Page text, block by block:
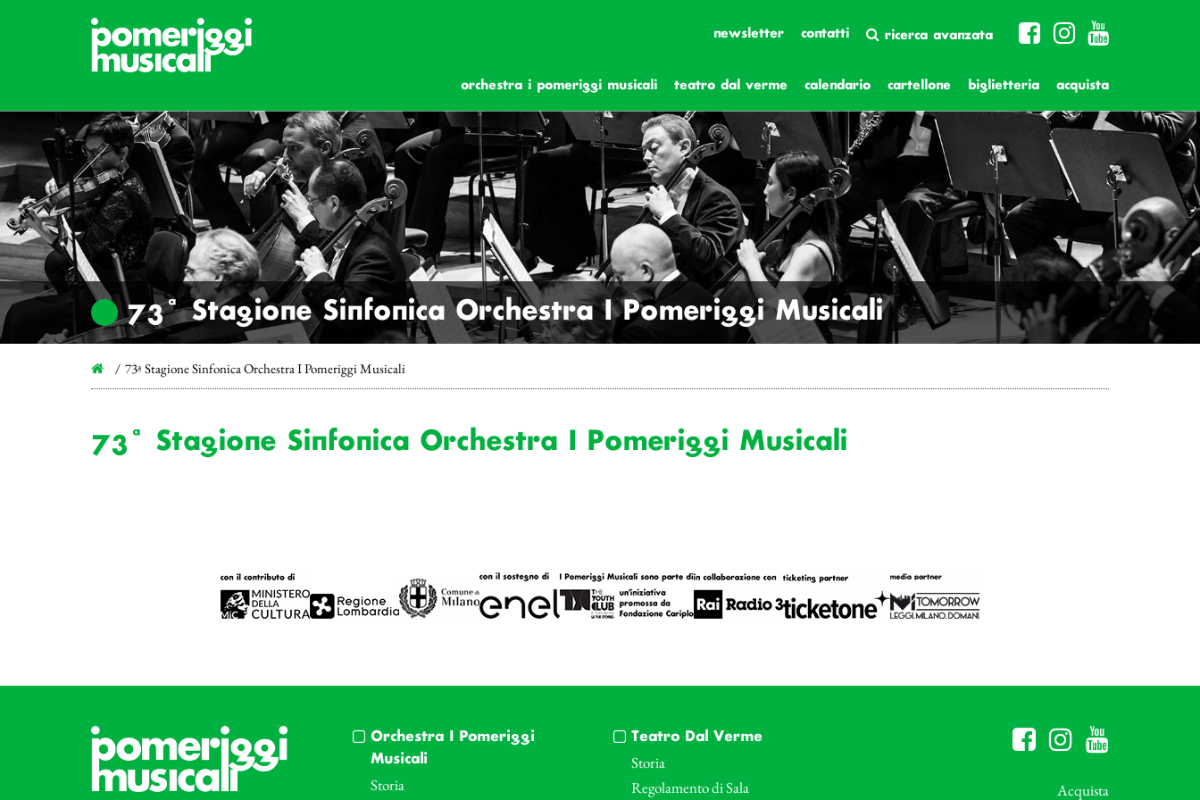
newsletter contatti ricerca avanzata
orchestra i pomeriggi musicali teatro dal verme calendario cartellone biglietteria acquista
73ª Stagione Sinfonica Orchestra I Pomeriggi Musicali
73ª Stagione Sinfonica Orchestra I Pomeriggi Musicali
73ª Stagione Sinfonica Orchestra I Pomeriggi Musicali
Orchestra I Pomeriggi
Musicali
Storia
Teatro Dal Verme
Storia
Regolamento di Sala
Acquista